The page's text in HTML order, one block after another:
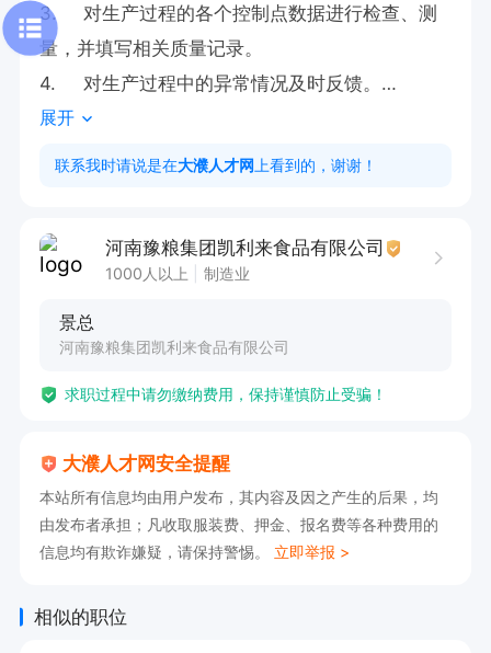
3.	对生产过程的各个控制点数据进行检查、测
量，并填写相关质量记录。
4.	对生产过程中的异常情况及时反馈。
二、	人员要求
1.	性别不限，18-35周岁。
上工作经验。
4.	会基本的办公软件操作。
1.	工资3000-4500元/月。
展开
联系我时请说是在大濮人才网 上看到的，谢谢！
河南豫粮集团凯利来食品有限公司
1000人以上 制造业
景总
河南豫粮集团凯利来食品有限公司
求职过程中请勿缴纳费用，保持谨慎防止受骗！
大濮人才网安全提醒
本站所有信息均由用户发布，其内容及因之产生的后果，均
由发布者承担；凡收取服装费、押金、报名费等各种费用的
信息均有欺诈嫌疑，请保持警惕。 立即举报 >
相似的职位